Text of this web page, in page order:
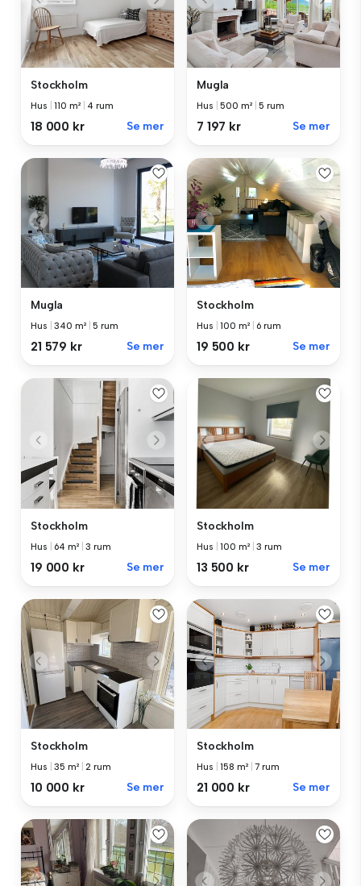
Stockholm
Hus |110 m² 4 rum
18 000 kr Se mer
Mugla
Hus |500 m² |5 rum
7 197 kr Se mer
Mugla
Hus |340 m² |5 rum
21 579 kr Se mer
Stockholm
Hus |100 m² 6 rum
19 500 kr Se mer
Stockholm
Hus 64 m² |3 rum
19 000 kr Se mer
Stockholm
Hus |100 m² |3 rum
13 500 kr Se mer
Stockholm
Hus |35 m² |2 rum
10 000 kr Se mer
Stockholm
Hus |158 m² |7 rum
21 000 kr Se mer